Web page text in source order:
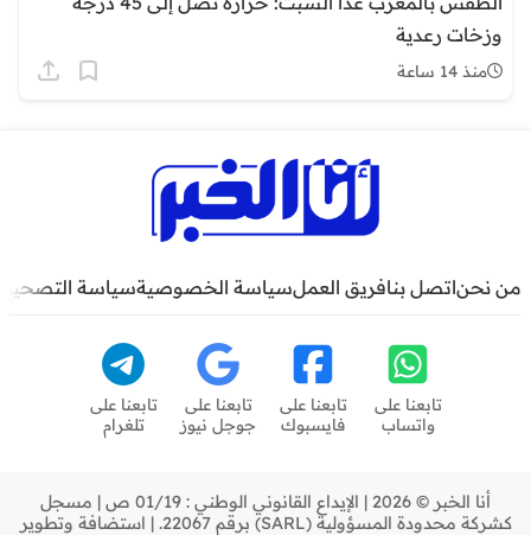
وزخات رعدية
منذ 14 ساعة
من نحناتصل بنافريق العملسياسة الخصوصيةسياسة التصحيح
تابعنا على
واتساب
تابعنا على
فايسبوك
تابعنا على
جوجل نيوز
تابعنا على
تلغرام
أنا الخبر © 2026 | الإيداع القانوني الوطني : 01/19 ص | مسجل
كشركة محدودة المسؤولية (SARL) برقم 22067. | استضافة وتطوير